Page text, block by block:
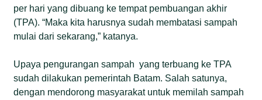
per hari yang dibuang ke tempat pembuangan akhir
(TPA). “Maka kita harusnya sudah membatasi sampah
mulai dari sekarang,” katanya.
Upaya pengurangan sampah yang terbuang ke TPA
sudah dilakukan pemerintah Batam. Salah satunya,
dengan mendorong masyarakat untuk memilah sampah